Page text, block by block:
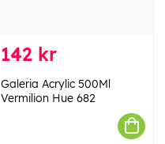
142 kr
Galeria Acrylic 500Ml
Vermilion Hue 682